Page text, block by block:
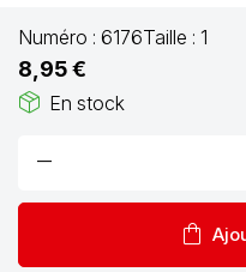
Numéro : 6176Taille : 1
8,95 €
package_2 En stock
remove
shopping_bag